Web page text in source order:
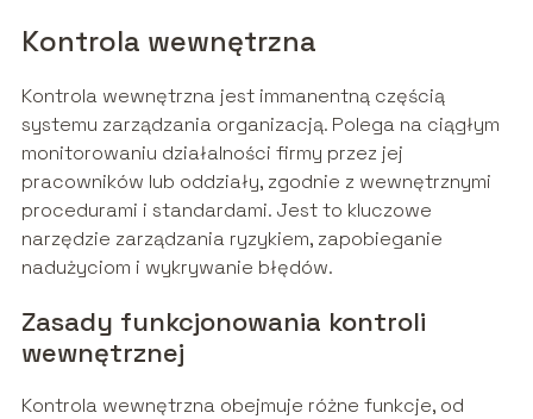
Kontrola wewnętrzna
Kontrola wewnętrzna jest immanentną częścią
systemu zarządzania organizacją. Polega na ciągłym
monitorowaniu działalności firmy przez jej
pracowników lub oddziały, zgodnie z wewnętrznymi
procedurami i standardami. Jest to kluczowe
narzędzie zarządzania ryzykiem, zapobieganie
nadużyciom i wykrywanie błędów.
Zasady funkcjonowania kontroli
wewnętrznej
Kontrola wewnętrzna obejmuje różne funkcje, od